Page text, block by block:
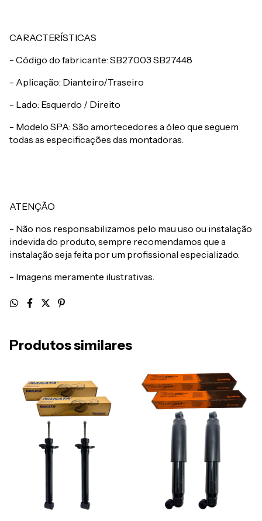
CARACTERÍSTICAS
- Código do fabricante: SB27003 SB27448
- Aplicação: Dianteiro/Traseiro
- Lado: Esquerdo / Direito
- Modelo SPA: São amortecedores a óleo que seguem
todas as especificações das montadoras.
ATENÇÃO
- Não nos responsabilizamos pelo mau uso ou instalação
indevida do produto, sempre recomendamos que a
instalação seja feita por um profissional especializado.
- Imagens meramente ilustrativas.
Produtos similares